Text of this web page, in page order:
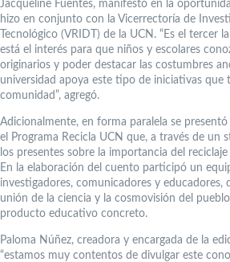
Jacqueline Fuentes, manifestó en la
hizo en conjunto con la Vicerrectoría de
Tecnológico (VRIDT) de la UCN. “Es el tercer
está el interés para que niños y escolares
originarios y poder destacar las costumbres
universidad apoya este tipo de iniciativas que
comunidad”, agregó.
Adicionalmente, en forma paralela se
el Programa Recicla UCN que, a través de un
los presentes sobre la importancia del
En la elaboración del cuento participó un
investigadores, comunicadores y educadores,
unión de la ciencia y la cosmovisión del
producto educativo concreto.
Paloma Núñez, creadora y encargada de la
“estamos muy contentos de divulgar este